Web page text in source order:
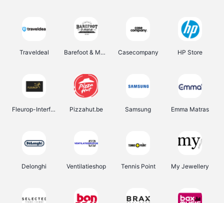
Traveldeal Barefoot & More Casecompany HP Store
Fleurop-Interflora Pizzahut.be Samsung Emma Matras
Delonghi Ventilatieshop Tennis Point My Jewellery